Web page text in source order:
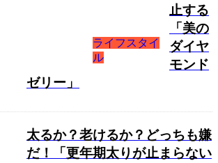
ライフスタイ
ル
止する
「美の
ダイヤ
モンド
ゼリー」
太るか？老けるか？どっちも嫌
だ！「更年期太りが止まらない